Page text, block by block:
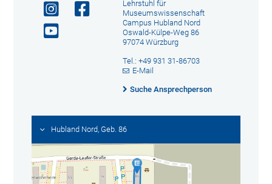
Lehrstuhl für
Museumswissenschaft
Campus Hubland Nord
Oswald-Külpe-Weg 86
97074 Würzburg
Tel.: +49 931 31-86703
E-Mail
Suche Ansprechperson
Hubland Nord, Geb. 86